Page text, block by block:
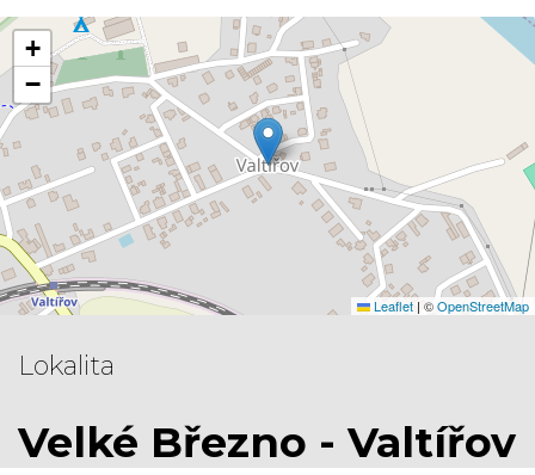
+
−
Leaflet | ©OpenStreetMap
Lokalita
Velké Březno - Valtířov